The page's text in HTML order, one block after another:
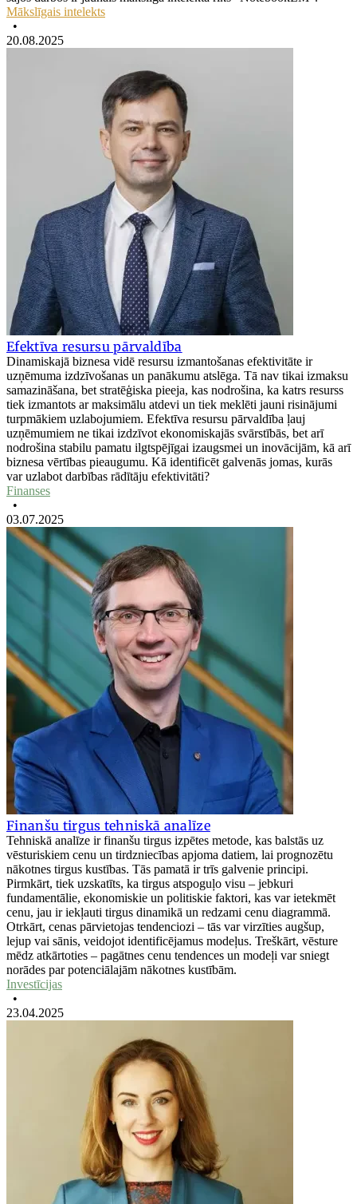
Mākslīgais intelekts
•
20.08.2025
Efektīva resursu pārvaldība
Dinamiskajā biznesa vidē resursu izmantošanas efektivitāte ir
uzņēmuma izdzīvošanas un panākumu atslēga. Tā nav tikai izmaksu
samazināšana, bet stratēģiska pieeja, kas nodrošina, ka katrs resurss
tiek izmantots ar maksimālu atdevi un tiek meklēti jauni risinājumi
turpmākiem uzlabojumiem. Efektīva resursu pārvaldība ļauj
uzņēmumiem ne tikai izdzīvot ekonomiskajās svārstībās, bet arī
nodrošina stabilu pamatu ilgtspējīgai izaugsmei un inovācijām, kā arī
biznesa vērtības pieaugumu. Kā identificēt galvenās jomas, kurās
var uzlabot darbības rādītāju efektivitāti?
Finanses
•
03.07.2025
Finanšu tirgus tehniskā analīze
Tehniskā analīze ir finanšu tirgus izpētes metode, kas balstās uz
vēsturiskiem cenu un tirdzniecības apjoma datiem, lai prognozētu
nākotnes tirgus kustības. Tās pamatā ir trīs galvenie principi.
Pirmkārt, tiek uzskatīts, ka tirgus atspoguļo visu – jebkuri
fundamentālie, ekonomiskie un politiskie faktori, kas var ietekmēt
cenu, jau ir iekļauti tirgus dinamikā un redzami cenu diagrammā.
Otrkārt, cenas pārvietojas tendenciozi – tās var virzīties augšup,
lejup vai sānis, veidojot identificējamus modeļus. Treškārt, vēsture
mēdz atkārtoties – pagātnes cenu tendences un modeļi var sniegt
norādes par potenciālajām nākotnes kustībām.
Investīcijas
•
23.04.2025